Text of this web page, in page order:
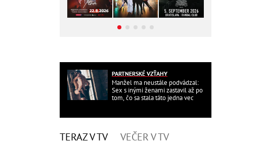
PARTNERSKÉ VZŤAHY
Manžel ma neustále podvádzal:
Sex s inými ženami zastavil až po
tom, čo sa stala táto jedna vec
TERAZ V TV VEČER V TV